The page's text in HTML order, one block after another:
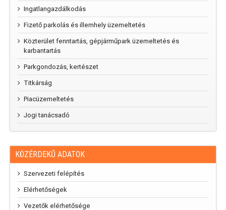
Ingatlangazdálkodás
Fizető parkolás és illemhely üzemeltetés
Közterület fenntartás, gépjárműpark üzemeltetés és
karbantartás
Parkgondozás, kertészet
Titkárság
Piacüzemeltetés
Jogi tanácsadó
KÖZÉRDEKŰ ADATOK
Szervezeti felépítés
Elérhetőségek
Vezetők elérhetősége